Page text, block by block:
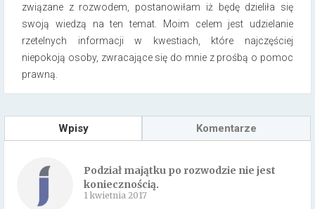
związane z rozwodem, postanowiłam iż będę dzieliła się
swoją wiedzą na ten temat. Moim celem jest udzielanie
rzetelnych informacji w kwestiach, które najczęściej
niepokoją osoby, zwracające się do mnie z prośbą o pomoc
prawną.
Wpisy Komentarze
Podział majątku po rozwodzie nie jest
koniecznością.
1 kwietnia 2017